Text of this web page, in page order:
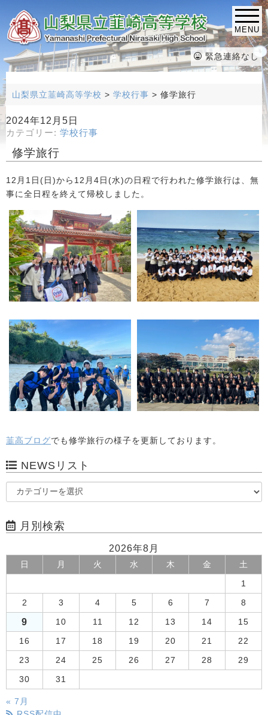
MENU
緊急連絡なし
山梨県立韮崎高等学校 > 学校行事 > 修学旅行
2024年12月5日
カテゴリー: 学校行事
修学旅行
12月1日(日)から12月4日(水)の日程で行われた修学旅行は、無
事に全日程を終えて帰校しました。
韮高ブログでも修学旅行の様子を更新しております。
NEWSリスト
月別検索
2026年8月
日 月 火 水 木 金 土
1
2 3 4 5 6 7 8
9 10 11 12 13 14 15
16 17 18 19 20 21 22
23 24 25 26 27 28 29
30 31
« 7月